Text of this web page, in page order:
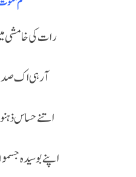
رات کی خامشی
آ رہی اک صدا
اتنے حساس
اپنے بوسیدہ